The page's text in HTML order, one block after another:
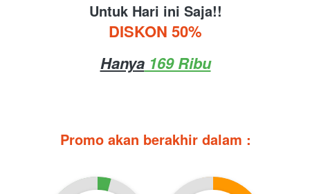
Untuk Hari ini Saja!!
DISKON 50%
Hanya 169 Ribu
Promo akan berakhir dalam :